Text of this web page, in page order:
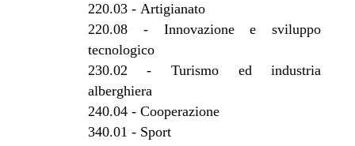
220.03- Artigianato
220.08- Innovazione e sviluppo
tecnologico
230.02 -Turismo ed industria
alberghiera
240.04- Cooperazione
340.01 - Sport